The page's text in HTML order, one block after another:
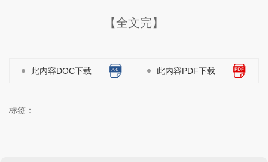
【全文完】
此内容DOC下载 此内容PDF下载
标签：